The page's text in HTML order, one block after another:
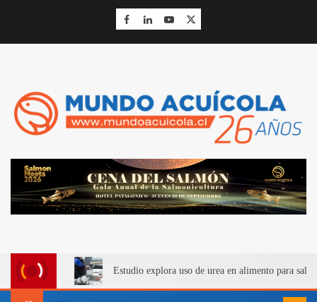
Estudio explora uso de urea en alimento para